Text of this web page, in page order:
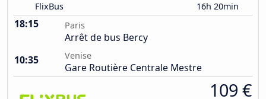
FlixBus 16h 20min
18:15 Paris
Arrêt de bus Bercy
10:35
Venise
Gare Routière Centrale Mestre
109 €